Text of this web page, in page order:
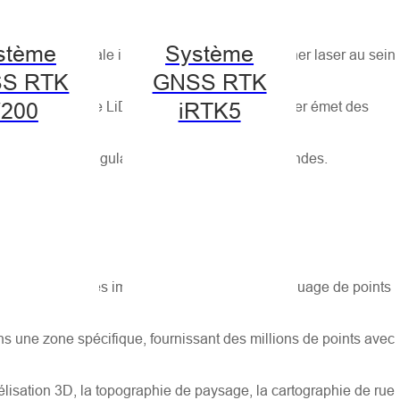
RTK
Système
GNSS RTK
iRTK5
d'une centrale inertielle (IMU) et d'un scanner laser au sein
la technologie LiDar est que la tête du scanner émet des
mesures angulaires en quelques millisecondes.
fournir des images géocodées avec un nuage de points
une zone spécifique, fournissant des millions de points avec
3D, la topographie de paysage, la cartographie de rue